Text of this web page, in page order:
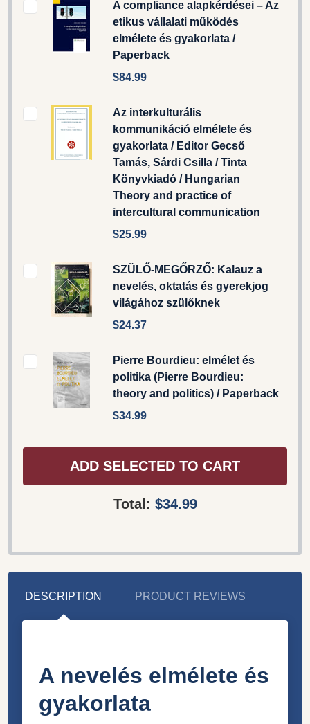
A compliance alapkérdései – Az
etikus vállalati működés
elmélete és gyakorlata /
Paperback
$84.99
Az interkulturális
kommunikáció elmélete és
gyakorlata / Editor Gecső
Tamás, Sárdi Csilla / Tinta
Könyvkiadó / Hungarian
Theory and practice of
intercultural communication
$25.99
SZÜLŐ-MEGŐRZŐ: Kalauz a
nevelés, oktatás és gyerekjog
világához szülőknek
$24.37
Pierre Bourdieu: elmélet és
politika (Pierre Bourdieu:
theory and politics) / Paperback
$34.99
ADD SELECTED TO CART
Total: $34.99
DESCRIPTION PRODUCT REVIEWS
A nevelés elmélete és
gyakorlata